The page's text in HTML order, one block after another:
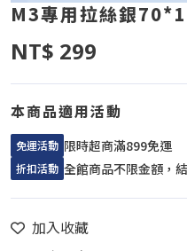
M3專用拉絲銀
NT$ 299
本商品適用活動
免運活動 限時超商滿899免運
折扣活動 全館商品不限金額，
加入收藏